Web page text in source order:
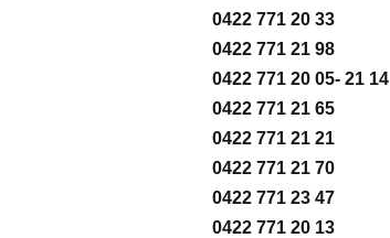
0422 771 20 33
0422 771 21 98
0422 771 20 05- 21 14
0422 771 21 65
0422 771 21 21
0422 771 21 70
0422 771 23 47
0422 771 20 13